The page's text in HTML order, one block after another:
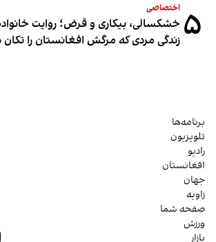
۵ اختصاصی
خشکسالی، بیکاری و قرض؛ روایت
زندگی مردی که مرگش افغانستان را تکان
برنامه‌ها
تلویزیون
رادیو
افغانستان
جهان
زاویه
صفحه شما
ورزش
بازار